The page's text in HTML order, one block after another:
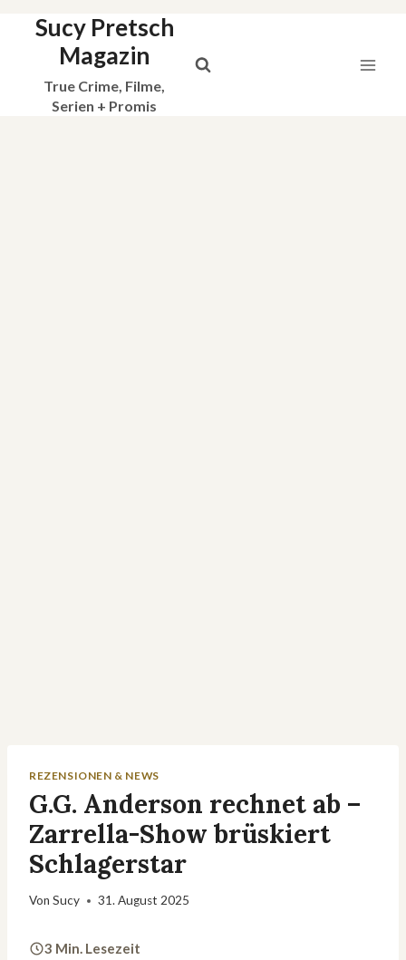
Sucy Pretsch
Magazin
True Crime, Filme,
Serien + Promis
REZENSIONEN & NEWS
G.G. Anderson rechnet ab –
Zarrella-Show brüskiert
Schlagerstar
Von Sucy 31. August 2025
3 Min. Lesezeit